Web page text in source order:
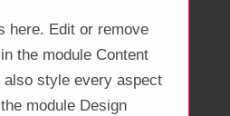
here. Edit or remove
the module Content
also style every aspect
module Design